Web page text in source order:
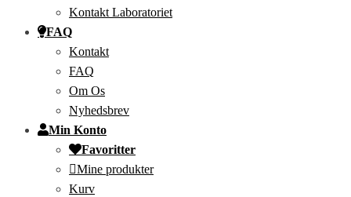
Kontakt Laboratoriet
FAQ
Kontakt
FAQ
Om Os
Nyhedsbrev
Min Konto
Favoritter
Mine produkter
Kurv